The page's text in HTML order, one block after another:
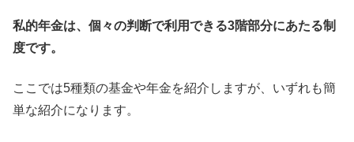
私的年金は、個々の判断で利用できる3階部分にあたる制
度です。
ここでは5種類の基金や年金を紹介しますが、 いずれも簡
単な紹介になります。